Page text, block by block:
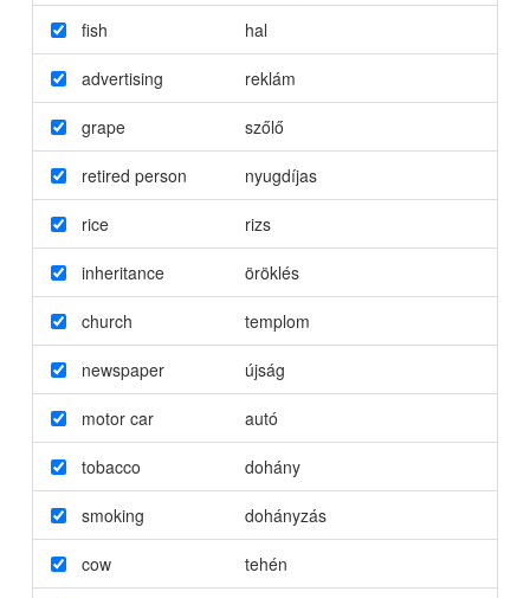
fish hal
advertising reklám
grape szőlő
retired person nyugdíjas
rice rizs
inheritance öröklés
church templom
newspaper újság
motor car autó
tobacco dohány
smoking dohányzás
cow tehén